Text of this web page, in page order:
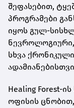
შეფასებით,
პროგრამები
იყოს გულ-
სხვა
Healing Forest-
ოფისის